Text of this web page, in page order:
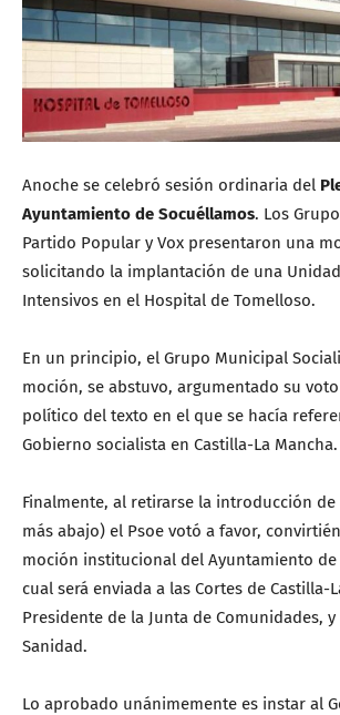
Anoche se celebró sesión ordinaria del
Ayuntamiento de Socuéllamos. Los
Partido Popular y Vox presentaron una
solicitando la implantación de una
Intensivos en el Hospital de Tomelloso.
En un principio, el Grupo Municipal
moción, se abstuvo, argumentado su
político del texto en el que se hacía
Gobierno socialista en Castilla-La Mancha.
Finalmente, al retirarse la introducción
más abajo) el Psoe votó a favor,
moción institucional del Ayuntamiento de
cual será enviada a las Cortes de Castilla-
Presidente de la Junta de Comunidades,
Sanidad.
Lo aprobado unánimemente es instar al